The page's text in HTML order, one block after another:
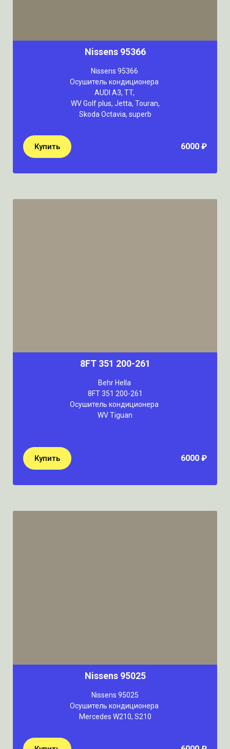
Nissens 95366
Nissens 95366
Осушитель кондиционера
AUDI A3, TT,
WV Golf plus, Jetta, Touran,
Skoda Octavia, superb
Купить 6000 ₽
8FT 351 200-261
Behr Hella
8FT 351 200-261
Осушитель кондиционера
WV Tiguan
Купить 6000 ₽
Nissens 95025
Nissens 95025
Осушитель кондиционера
Mercedes W210, S210